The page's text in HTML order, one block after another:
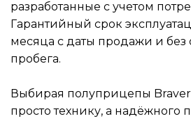
разработанные с учетом
Гарантийный срок
месяца с даты продажи и без
пробега.
Выбирая полуприцепы
просто технику, а надёжного